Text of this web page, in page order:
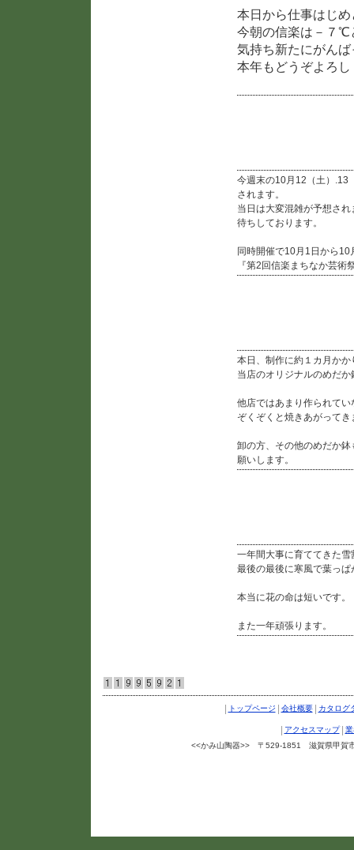
本日から仕事はじ
今朝の信楽は－７℃
気持ち新たにがん
本年もどうぞよろ
今週末の10月12（土）.13
されます。
当日は大変混雑が予想さ
待ちしております。
同時開催で10月1日から10
『第2回信楽まちなか芸術
本日、制作に約１カ月かか
当店のオリジナルのめだ
他店ではあまり作られて
ぞくぞくと焼きあがって
卸の方、その他のめだか
願いします。
一年間大事に育ててきた
最後の最後に寒風で葉っ
本当に花の命は短いです。
また一年頑張ります。
トップページ 会社概要 カタログ
アクセスマップ
<<かみ山陶器>> 〒529-1851 滋賀県甲賀